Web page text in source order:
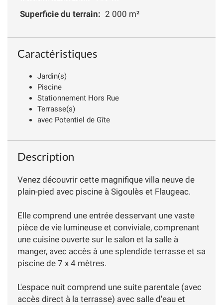
Superficie du terrain: 2 000 m²
Caractéristiques
Jardin(s)
Piscine
Stationnement Hors Rue
Terrasse(s)
avec Potentiel de Gîte
Description
Venez découvrir cette magnifique villa neuve de
plain-pied avec piscine à Sigoulès et Flaugeac.
Elle comprend une entrée desservant une vaste
pièce de vie lumineuse et conviviale, comprenant
une cuisine ouverte sur le salon et la salle à
manger, avec accès à une splendide terrasse et sa
piscine de 7 x 4 mètres.
L'espace nuit comprend une suite parentale (avec
accès direct à la terrasse) avec salle d'eau et